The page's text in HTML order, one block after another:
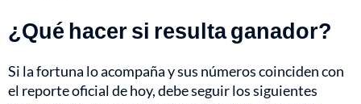
¿Qué hacer si resulta ganador?
Si la fortuna lo acompaña y sus números coinciden con
el reporte oficial de hoy, debe seguir los siguientes